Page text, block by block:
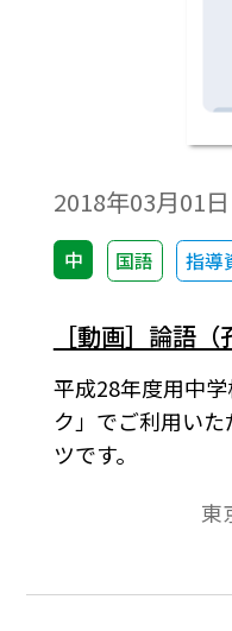
2018年03月01日
中 国語 指導
［動画］論語（
平成28年度用中
ク」でご利用い
ツです。
東